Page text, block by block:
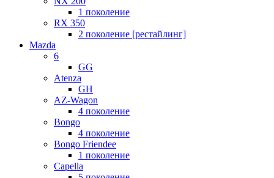
1 поколение
RX 350
2 поколение [рестайлинг]
Mazda
6
GG
Atenza
GH
AZ-Wagon
4 поколение
Bongo
4 поколение
Bongo Friendee
1 поколение
Capella